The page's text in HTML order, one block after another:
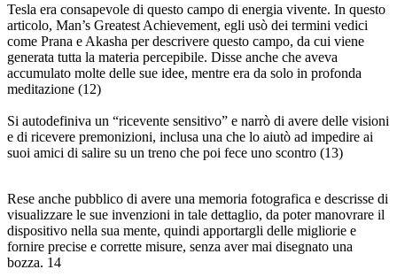
Tesla era consapevole di questo campo di energia vivente. In questo
articolo, Man’s Greatest Achievement, egli usò dei termini vedici
come Prana e Akasha per descrivere questo campo, da cui viene
generata tutta la materia percepibile. Disse anche che aveva
accumulato molte delle sue idee, mentre era da solo in profonda
meditazione (12)
Si autodefiniva un “ricevente sensitivo” e narrò di avere delle visioni
e di ricevere premonizioni, inclusa una che lo aiutò ad impedire ai
suoi amici di salire su un treno che poi fece uno scontro (13)
Rese anche pubblico di avere una memoria fotografica e descrisse di
visualizzare le sue invenzioni in tale dettaglio, da poter manovrare il
dispositivo nella sua mente, quindi apportargli delle migliorie e
fornire precise e corrette misure, senza aver mai disegnato una
bozza. 14